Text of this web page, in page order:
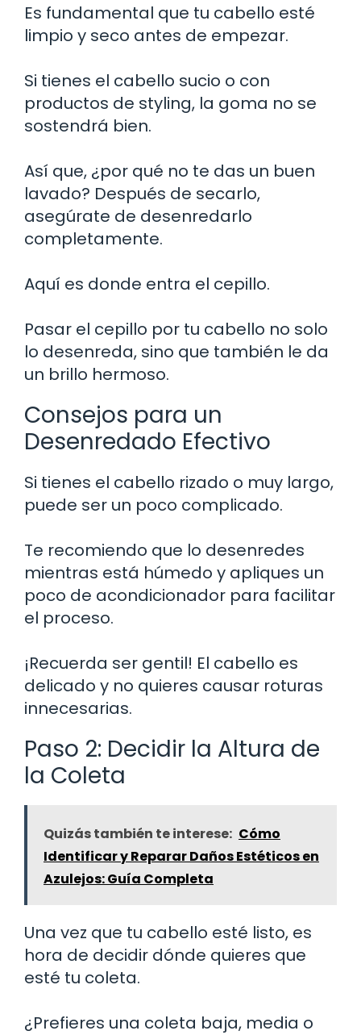
Es fundamental que tu cabello esté
limpio y seco antes de empezar.
Si tienes el cabello sucio o con
productos de styling, la goma no se
sostendrá bien.
Así que, ¿por qué no te das un buen
lavado? Después de secarlo,
asegúrate de desenredarlo
completamente.
Aquí es donde entra el cepillo.
Pasar el cepillo por tu cabello no solo
lo desenreda, sino que también le da
un brillo hermoso.
Consejos para un
Desenredado Efectivo
Si tienes el cabello rizado o muy largo,
puede ser un poco complicado.
Te recomiendo que lo desenredes
mientras está húmedo y apliques un
poco de acondicionador para facilitar
el proceso.
¡Recuerda ser gentil! El cabello es
delicado y no quieres causar roturas
innecesarias.
Paso 2: Decidir la Altura de
la Coleta
Quizás también te interese: Cómo
Identificar y Reparar Daños Estéticos en
Azulejos: Guía Completa
Una vez que tu cabello esté listo, es
hora de decidir dónde quieres que
esté tu coleta.
¿Prefieres una coleta baja, media o